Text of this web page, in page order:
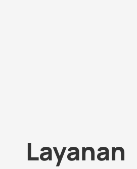
Layanan